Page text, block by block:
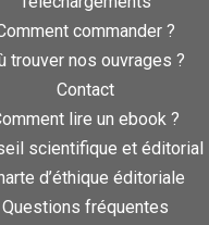
commander ?
trouver nos ouvrages ?
Contact
lire un ebook ?
scientifique et éditorial
d’éthique éditoriale
Questions fréquentes